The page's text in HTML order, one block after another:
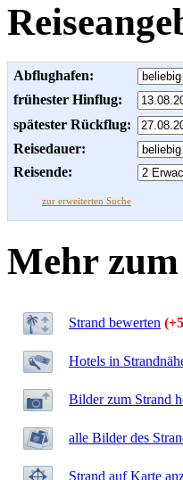
Abflughafen:
frühester Hinflug:
spätester Rückflug:
Reisedauer:
Reisende:
zur erweiterten Suche
Mehr
Strand bewerten
Hotels in
Bilder zum Strand
alle Bilder des
Strand auf Karte